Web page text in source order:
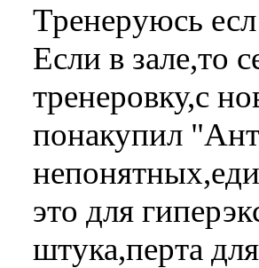
Тренеруюсь
Если в зале,то
тренеровку,с
понакупил
это для
штука,перта